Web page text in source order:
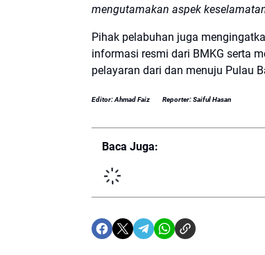
mengutamakan aspek
Pihak pelabuhan juga
informasi resmi dari BMKG serta
pelayaran dari dan menuju Pulau
Editor: Ahmad Faiz Reporter: Saiful Hasan
Baca Juga: